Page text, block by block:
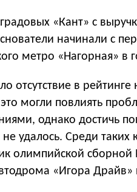
«Кант» с
начинали с
метро «Нагорная» в
отсутствие в
могли повлиять
однако достичь
удалось. Среди
олимпийской сборной
«Игора Драйв»